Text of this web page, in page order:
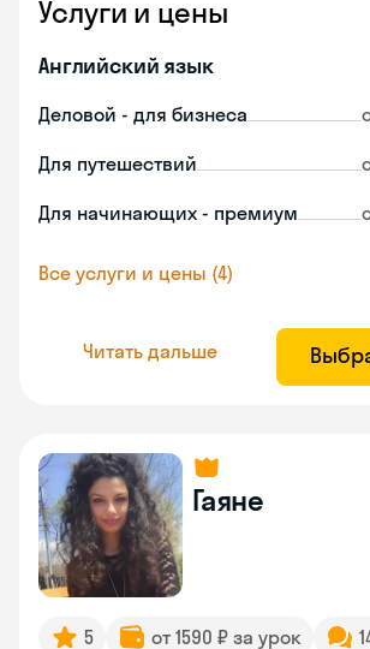
Услуги и цены
Английский язык
Деловой - для бизнеса
Для путешествий
Для начинающих - премиум
Все услуги и цены (4)
Читать дальше
Гаяне
5 от 1590 ₽ за урок